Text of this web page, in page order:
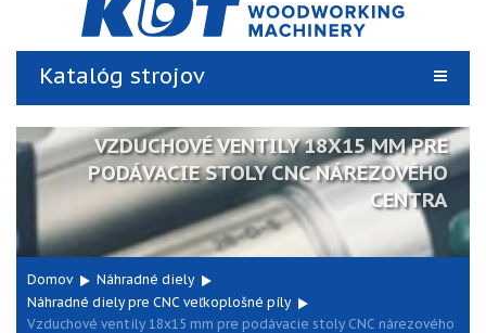
Katalóg strojov
VZDUCHOVÉ VENTILY 18X15 MM PRE
PODÁVACIE STOLY CNC NÁREZOVÉHO
CENTRA
Domov
Náhradné diely
Náhradné diely pre CNC veľkoplošné píly
Vzduchové ventily 18x15 mm pre podávacie stoly CNC nárezového